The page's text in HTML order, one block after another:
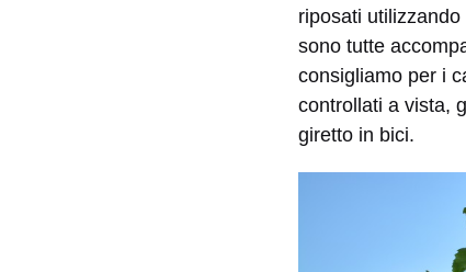
riposati utilizzando
sono tutte
consigliamo per i
controllati a vista,
giretto in bici.